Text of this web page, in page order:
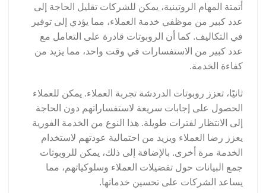
أتمتة المهام الروتينية، يمكن للشركات تقليل الحاجة إلى
عدد كبير من موظفي خدمة العملاء، مما يؤدي إلى توفير
في التكاليف. كما أن الروبوتات قادرة على التعامل مع
عدد كبير من الاستفسارات في وقت واحد، مما يزيد من
كفاءة الخدمة.
ثانيًا، تعزز روبوتات الدردشة تجربة العملاء. يمكن للعملاء
الحصول على إجابات سريعة لاستفساراتهم دون الحاجة
إلى الانتظار لفترات طويلة. هذا النوع من الخدمة الفورية
يعزز رضا العملاء ويزيد من احتمالية عودتهم لاستخدام
الخدمة مرة أخرى. بالإضافة إلى ذلك، يمكن للروبوتات
جمع البيانات حول تفضيلات العملاء وسلوكياتهم، مما
يساعد الشركات على تحسين خدماتها.